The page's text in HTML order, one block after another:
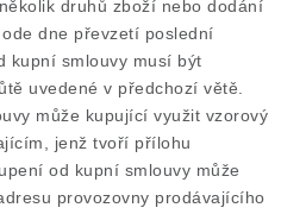
druhů zboží nebo dodání
dne převzetí poslední
kupní smlouvy musí být
uvedené v předchozí větě.
může kupující využit vzorový
jenž tvoří přílohu
od kupní smlouvy může
provozovny prodávajícího